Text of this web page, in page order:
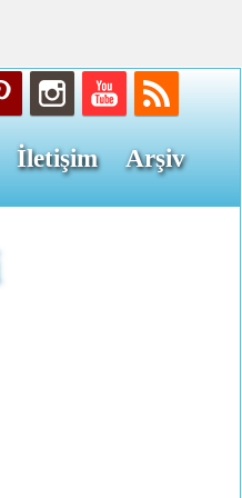
İletişim Arşiv